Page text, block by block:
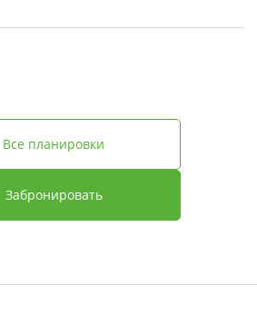
Забронировать
Все планировки